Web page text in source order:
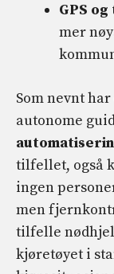
GPS
mer
Som nevnt
autonome
tilfellet, også
ingen
men
tilfelle
kjøretøyet i